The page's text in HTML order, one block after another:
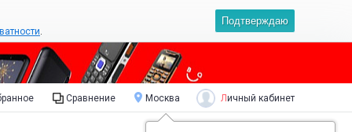
.
Подтверждаю
Сравнение Москва Личный кабинет